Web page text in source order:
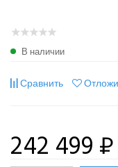
В наличии
Сравнить
242 499 ₽